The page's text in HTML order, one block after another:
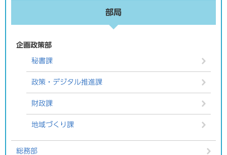
部局
企画政策部
秘書課
政策・デジタル推進課
財政課
地域づくり課
総務部